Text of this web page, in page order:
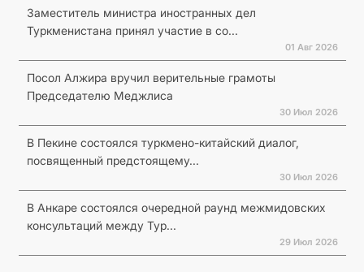
Заместитель министра иностранных дел
Туркменистана принял участие в со...
01 Авг 2026
Посол Алжира вручил верительные грамоты
Председателю Меджлиса
30 Июл 2026
В Пекине состоялся туркмено-китайский диалог,
посвященный предстоящему...
30 Июл 2026
В Анкаре состоялся очередной раунд межмидовских
консультаций между Тур...
29 Июл 2026